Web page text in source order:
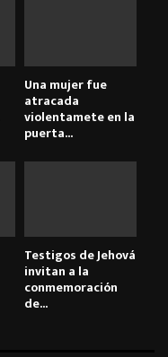
Una mujer fue
atracada
violentamete en la
puerta...
Testigos de Jehová
invitan a la
conmemoración
de...